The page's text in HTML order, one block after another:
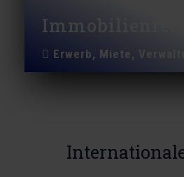
Erwerb, Miete,